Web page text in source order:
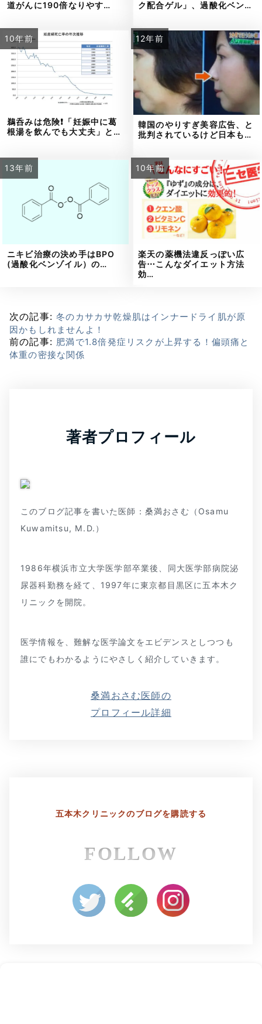
道がんに190倍なりやす…
ク配合ゲル」、過酸化ベン…
10年前
鵜呑みは危険❗「妊娠中に葛
根湯を飲んでも大丈夫」と…
12年前
韓国のやりすぎ美容広告、と
批判されているけど日本も…
13年前
ニキビ治療の決め手はBPO
(過酸化ベンゾイル）の…
10年前
楽天の薬機法違反っぽい広
告⋯こんなダイエット方法
効…
次の記事:冬のカサカサ乾燥肌はインナードライ肌が原
因かもしれませんよ！
前の記事: 肥満で1.8倍発症リスクが上昇する！偏頭痛と
体重の密接な関係
著者プロフィール
このブログ記事を書いた医師：桑満おさむ（Osamu
Kuwamitsu, M.D.）
1986年横浜市立大学医学部卒業後、同大医学部病院泌
尿器科勤務を経て、1997年に東京都目黒区に五本木ク
リニックを開院。
医学情報を、難解な医学論文をエビデンスとしつつも
誰にでもわかるようにやさしく紹介していきます。
桑満おさむ医師の
プロフィール詳細
五本木クリニックのブログを購読する
FOLLOW